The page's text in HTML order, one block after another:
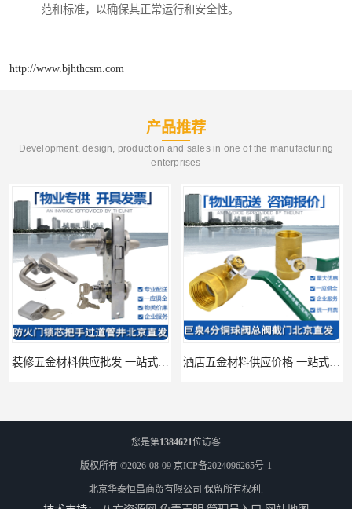
范和标准，以确保其正常运行和安全性。
http://www.bjhthcsm.com
产品推荐
Development, design, production and sales in one of the manufacturing
enterprises
您是第1384621位访客
版权所有 ©2026-08-09 京ICP备2024096265号-1
北京华泰恒昌商贸有限公司 保留所有权利.